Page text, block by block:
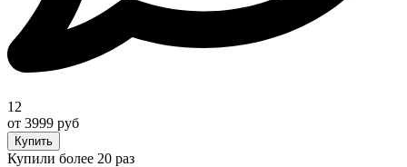
12
от 3999 руб
Купить
Купили более 20 раз